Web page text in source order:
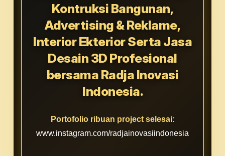
Kontruksi Bangunan,
Advertising & Reklame,
Interior Ekterior Serta Jasa
Desain 3D Profesional
bersama Radja Inovasi
Indonesia.
Portofolio ribuan project selesai:
www.instagram.com/radjainovasiindonesia